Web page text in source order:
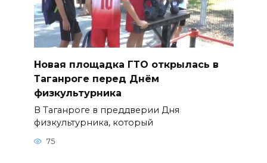
Новая площадка ГТО открылась в
Таганроге перед Днём
физкультурника
В Таганроге в преддверии Дня
физкультурника, который
75